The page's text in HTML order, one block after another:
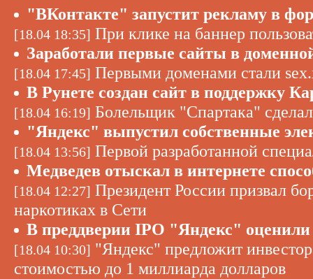
"ВКонтакте" запустит рекламу в
[18.04 18:35] При клике на баннер
Заработали первые сайты в
[18.04 17:45] Первыми доменами стали
В Рунете создан сайт в поддержку
[18.04 16:19] Болельщик "Спартака"
"Яндекс" выпустил собственные
[18.04 13:56] Первой разработанной
Медведев отыскал в интернете
[18.04 12:27] Президент России призвал
наркотиках в Сети
В преддверии IPO "Яндекс" оценили
[18.04 10:30] "Яндекс" предложит
стоимостью до 1 миллиарда долларов